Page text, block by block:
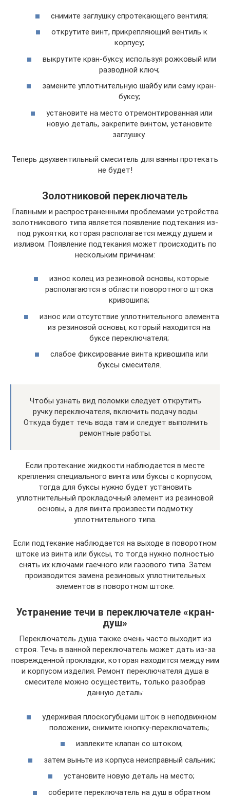
снимите заглушку спротекающего вентиля;
открутите винт, прикрепляющий вентиль к
корпусу;
выкрутите кран-буксу, используя рожковый или
разводной ключ;
замените уплотнительную шайбу или саму кран-
буксу;
установите на место отремонтированная или
новую деталь, закрепите винтом, установите
заглушку.
Теперь двухвентильный смеситель для ванны протекать
не будет!
Золотниковой переключатель
Главными и распространенными проблемами устройства
золотникового типа является появление подтекания из-
под рукоятки, которая располагается между душем и
изливом. Появление подтекания может происходить по
нескольким причинам:
износ колец из резиновой основы, которые
располагаются в области поворотного штока
кривошипа;
износ или отсутствие уплотнительного элемента
из резиновой основы, который находится на
буксе переключателя;
слабое фиксирование винта кривошипа или
буксы смесителя.
Чтобы узнать вид поломки следует открутить
ручку переключателя, включить подачу воды.
Откуда будет течь вода там и следует выполнить
ремонтные работы.
Если протекание жидкости наблюдается в месте
крепления специального винта или буксы с корпусом,
тогда для буксы нужно будет установить
уплотнительный прокладочный элемент из резиновой
основы, а для винта произвести подмотку
уплотнительного типа.
Если подтекание наблюдается на выходе в поворотном
штоке из винта или буксы, то тогда нужно полностью
снять их ключами гаечного или газового типа. Затем
производится замена резиновых уплотнительных
элементов в поворотном штоке.
Устранение течи в переключателе «кран-
душ»
Переключатель душа также очень часто выходит из
строя. Течь в ванной переключатель может дать из-за
поврежденной прокладки, которая находится между ним
и корпусом изделия. Ремонт переключателя душа в
смесителе можно осуществить, только разобрав
данную деталь:
удерживая плоскогубцами шток в неподвижном
положении, снимите кнопку-переключатель;
извлеките клапан со штоком;
затем выньте из корпуса неисправный сальник;
установите новую деталь на место;
соберите переключатель на душ в обратном